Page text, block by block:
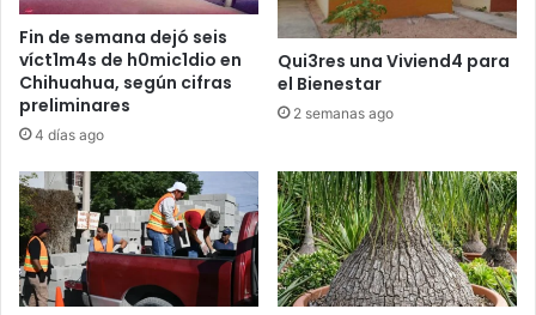
Fin de semana dejó seis
víct1m4s de h0mic1dio en
Chihuahua, según cifras
preliminares
4 días ago
Qui3res una Viviend4 para
el Bienestar
2 semanas ago